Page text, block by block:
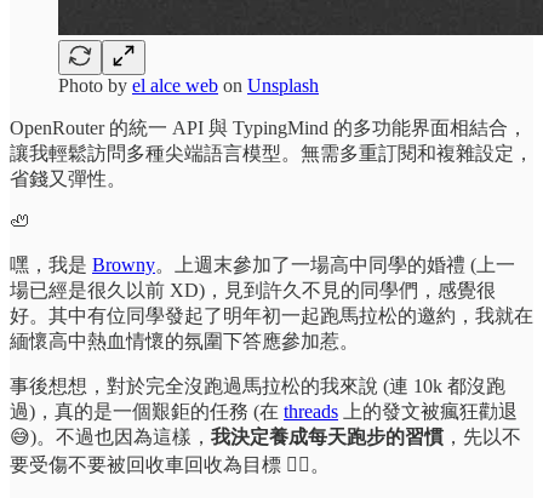
Photo by el alce web on Unsplash
OpenRouter 的統一 API 與 TypingMind 的多功能界面相結合，
讓我輕鬆訪問多種尖端語言模型。無需多重訂閱和複雜設定，
省錢又彈性。
🦥
嘿，我是 Browny。上週末參加了一場高中同學的婚禮 (上一
場已經是很久以前 XD)，見到許久不見的同學們，感覺很
好。其中有位同學發起了明年初一起跑馬拉松的邀約，我就在
緬懷高中熱血情懷的氛圍下答應參加惹。
事後想想，對於完全沒跑過馬拉松的我來說 (連 10k 都沒跑
過)，真的是一個艱鉅的任務 (在 threads 上的發文被瘋狂勸退
😅)。不過也因為這樣， 我決定養成每天跑步的習慣 ，先以不
要受傷不要被回收車回收為目標 🏃‍♂️。